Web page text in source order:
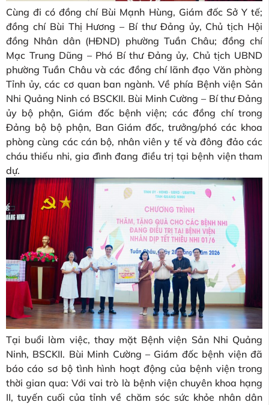
Cùng đi có đồng chí Bùi Mạnh Hùng, Giám đốc Sở Y tế;
đồng chí Bùi Thị Hương – Bí thư Đảng ủy, Chủ tịch Hội
đồng Nhân dân (HĐND) phường Tuần Châu; đồng chí
Mạc Trung Dũng – Phó Bí thư Đảng ủy, Chủ tịch UBND
phường Tuần Châu và các đồng chí lãnh đạo Văn phòng
Tỉnh ủy, các cơ quan ban ngành. Về phía Bệnh viện Sản
Nhi Quảng Ninh có BSCKII. Bùi Minh Cường – Bí thư Đảng
ủy bộ phận, Giám đốc bệnh viện; các đồng chí trong
Đảng bộ bộ phận, Ban Giám đốc, trưởng/phó các khoa
phòng cùng các cán bộ, nhân viên y tế và đông đảo các
cháu thiếu nhi, gia đình đang điều trị tại bệnh viện tham
dự.
Tại buổi làm việc, thay mặt Bệnh viện Sản Nhi Quảng
Ninh, BSCKII. Bùi Minh Cường – Giám đốc bệnh viện đã
báo cáo sơ bộ tình hình hoạt động của bệnh viện trong
thời gian qua: Với vai trò là bệnh viện chuyên khoa hạng
II, tuyến cuối của tỉnh về chăm sóc sức khỏe nhân dân